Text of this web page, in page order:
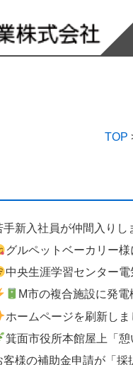
TOP
手新入社員が仲間入りし
グルペットベーカリー様にて、出入口へのエアーカーテン
中央生涯学習センター電気設備改修
M市の複合施設に発電機
ホームページを刷新しました ― 歴史と技
箕面市役所本館屋上「憩いの広